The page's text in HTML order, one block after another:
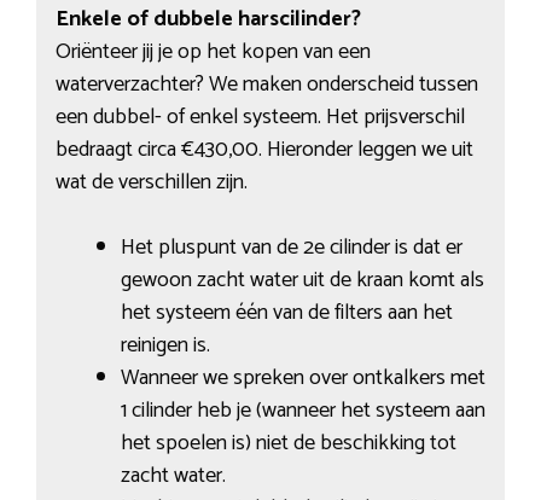
Enkele of dubbele harscilinder?
Oriënteer jij je op het kopen van een
waterverzachter? We maken onderscheid tussen
een dubbel- of enkel systeem. Het prijsverschil
bedraagt circa €430,00. Hieronder leggen we uit
wat de verschillen zijn.
Het pluspunt van de 2e cilinder is dat er
gewoon zacht water uit de kraan komt als
het systeem één van de filters aan het
reinigen is.
Wanneer we spreken over ontkalkers met
1 cilinder heb je (wanneer het systeem aan
het spoelen is) niet de beschikking tot
zacht water.